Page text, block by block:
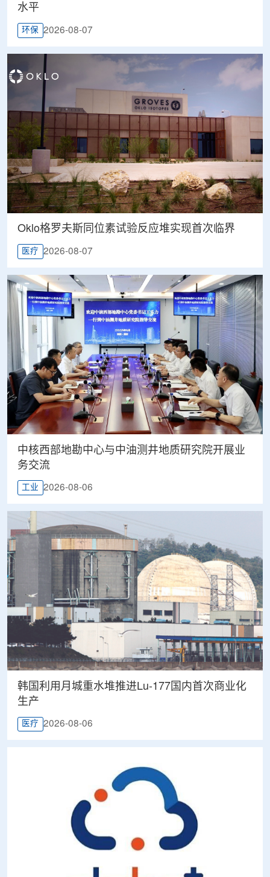
水平
环保 2026-08-07
Oklo格罗夫斯同位素试验反应堆实现首次临界
医疗 2026-08-07
中核西部地勘中心与中油测井地质研究院开展业
务交流
工业 2026-08-06
韩国利用月城重水堆推进Lu-177国内首次商业化
生产
医疗 2026-08-06